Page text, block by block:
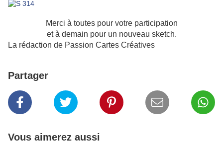
Merci à toutes pour votre participation
et à demain pour un nouveau sketch.
La rédaction de Passion Cartes Créatives
Partager
Vous aimerez aussi